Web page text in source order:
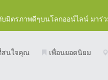
มิตรภาพดีๆบนโลกออน์ไลน์ มาร่ว
สนใจคุณ เพื่อนยอดนิยม